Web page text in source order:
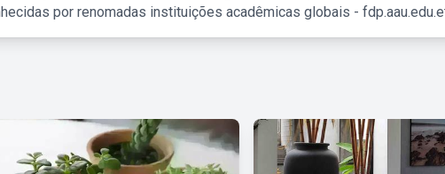
por renomadas instituições acadêmicas globais -